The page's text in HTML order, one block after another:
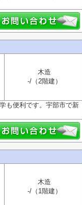
木造
-/（2階建）
も便利です。宇部市で新
木造
-/（1階建）